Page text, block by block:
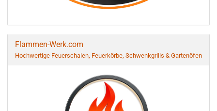
Flammen-Werk.com
Hochwertige Feuerschalen, Feuerkörbe, Schwenkgrills & Gartenöfen